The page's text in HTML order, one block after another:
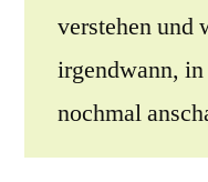
verstehen und
irgendwann,
nochmal